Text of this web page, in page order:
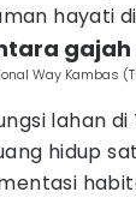
hayati
Way Kambas
lahan di
hidup